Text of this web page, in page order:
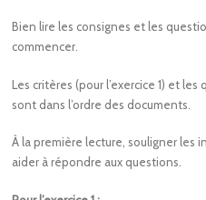
Bien lire les consignes et les
commencer.
Les critères (pour l’exercice 1) et les
sont dans l’ordre des documents.
À la première lecture, souligner les
aider à répondre aux questions.